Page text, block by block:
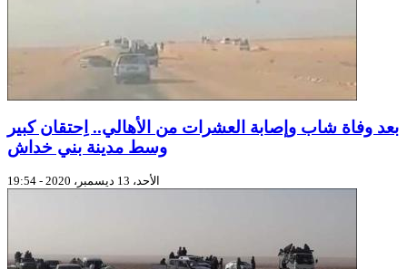
بعد وفاة شاب وإصابة العشرات من الأهالي.. اِحتقان كبير
وسط مدينة بني خداش
الأحد، 13 ديسمبر، 2020 - 19:54